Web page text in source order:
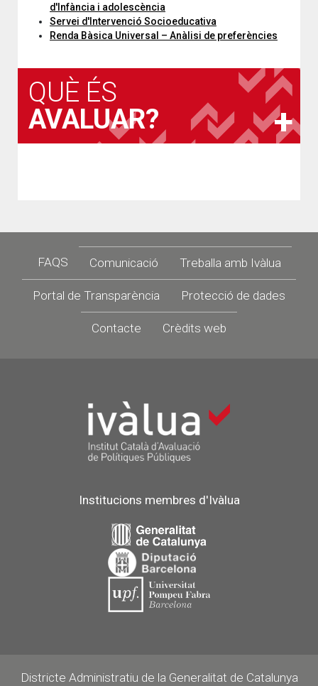
d'Infància i adolescència
Servei d'Intervenció Socioeducativa
Renda Bàsica Universal – Anàlisi de preferències
QUÈ ÉS
AVALUAR?
Footer
FAQS Comunicació Treballa amb Ivàlua
Portal de Transparència Protecció de dades
Contacte Crèdits web
Institucions membres d'Ivàlua
Districte Administratiu de la Generalitat de Catalunya